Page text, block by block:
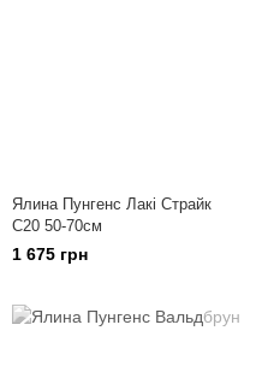
Ялина Пунгенс Лакі Страйк
С20 50-70см
1 675 грн